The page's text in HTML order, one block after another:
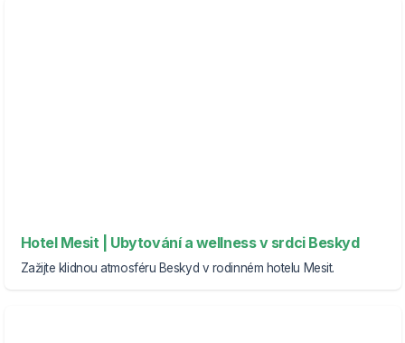
Hotel Mesit | Ubytování a wellness v srdci Beskyd
Zažijte klidnou atmosféru Beskyd v rodinném hotelu Mesit.